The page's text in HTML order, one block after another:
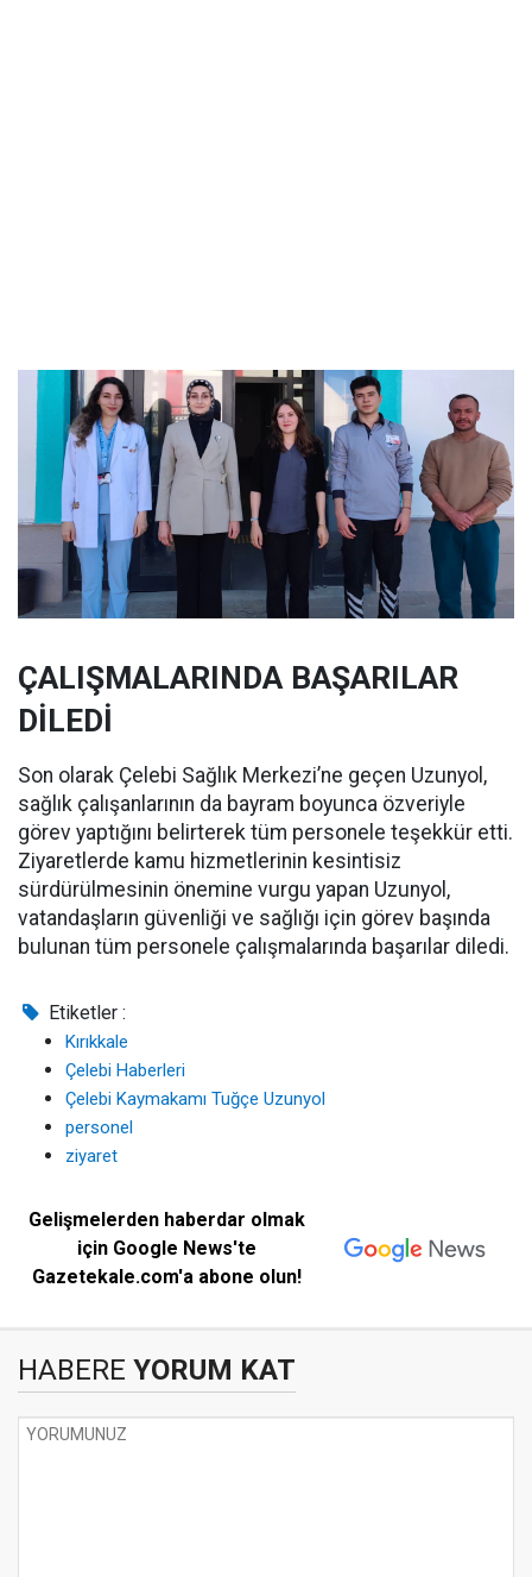
ÇALIŞMALARINDA BAŞARILAR
DİLEDİ
Son olarak Çelebi Sağlık Merkezi’ne geçen Uzunyol,
sağlık çalışanlarının da bayram boyunca özveriyle
görev yaptığını belirterek tüm personele teşekkür etti.
Ziyaretlerde kamu hizmetlerinin kesintisiz
sürdürülmesinin önemine vurgu yapan Uzunyol,
vatandaşların güvenliği ve sağlığı için görev başında
bulunan tüm personele çalışmalarında başarılar diledi.
Etiketler :
Kırıkkale
Çelebi Haberleri
Çelebi Kaymakamı Tuğçe Uzunyol
personel
ziyaret
Gelişmelerden haberdar olmak
için Google News'te
Gazetekale.com'a abone olun!
HABERE YORUM KAT